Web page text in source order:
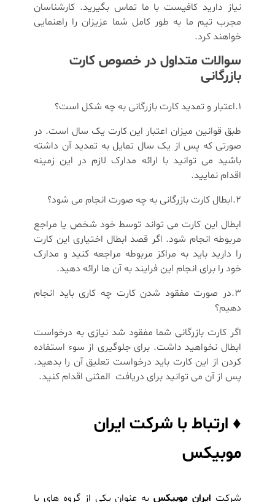
نیاز دارید کافیست با ما تماس بگیرید. کارشناسان
مجرب تیم ما به طور کامل شما عزیزان را راهنمایی
خواهند کرد.
سوالات متداول در خصوص کارت
بازرگانی
1.اعتبار و تمدید کارت بازرگانی به چه شکل است؟
طبق قوانین میزان اعتبار این کارت یک سال است. در
صورتی که پس از یک سال تمایل به تمدید آن داشته
باشید می توانید با ارائه مدارک لازم در این زمینه
اقدام نمایید.
2.ابطال کارت بازرگانی به چه صورت انجام می شود؟
ابطال این کارت می تواند توسط خود شخص یا مراجع
مربوطه انجام شود. اگر قصد ابطال اختیاری این کارت
را دارید باید به مراکز مربوطه مراجعه کنید و مدارک
خود را برای انجام این فرایند به آن ها ارائه دهید.
3.در صورت مفقود شدن کارت چه کاری باید انجام
دهیم؟
اگر کارت بازرگانی شما مفقود شد نیازی به درخواست
ابطال نخواهید داشت. برای جلوگیری از سوء استفاده
کردن از این کارت باید درخواست تعلیق آن را بدهید.
پس از آن می توانید برای دریافت المثنی اقدام کنید.
♦ ارتباط با شرکت ایران
موبیکس
شرکت ایران موبیکسبه عنوان یکی از گروه های با